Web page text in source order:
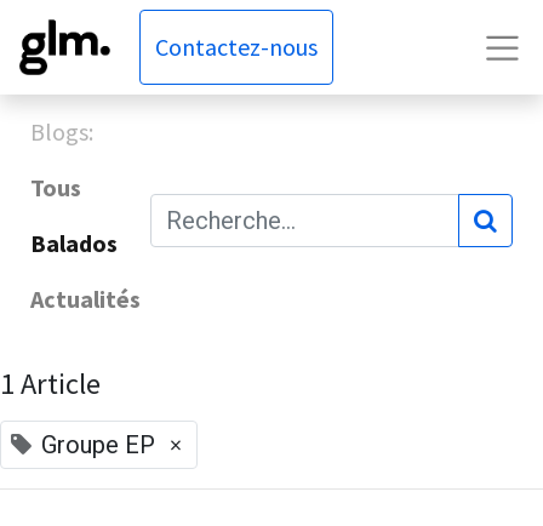
Contactez-nous
Blogs:
Tous
Balados
Actualités
1 Article
Groupe EP ×